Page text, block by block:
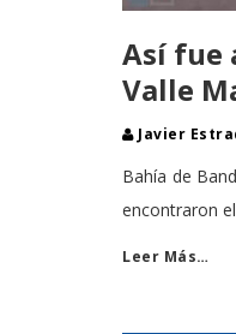
Así fue
Valle
Javier
Bahía de
encontraron
Leer Más…